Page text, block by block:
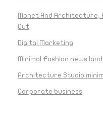
Monet And Architecture,
Out
Digital Marketing
Minimal Fashion news
Architecture Studio
Corporate business